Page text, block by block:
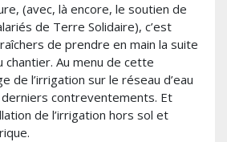
(avec, là encore, le soutien de
de Terre Solidaire), c’est
de prendre en main la suite
chantier. Au menu de cette
de l’irrigation sur le réseau d’eau
derniers contreventements. Et
de l’irrigation hors sol et